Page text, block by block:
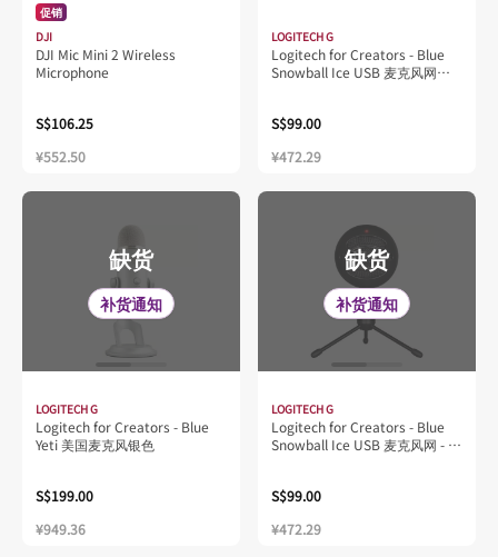
促销
DJI
DJI Mic Mini 2 Wireless
Microphone
S$106.25
¥552.50
LOGITECH G
Logitech for Creators - Blue
Snowball Ice USB 麦克风网络
S$99.00
¥472.29
缺货
补货通知
LOGITECH G
Logitech for Creators - Blue
Yeti 美国麦克风银色
S$199.00
¥949.36
缺货
补货通知
LOGITECH G
Logitech for Creators - Blue
Snowball Ice USB 麦克风网 - 石
S$99.00
¥472.29